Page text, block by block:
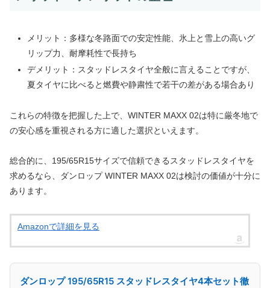
メリット：多様な冬路面での安定性能、氷上と雪上の高いグ
リップ力、耐摩耗性で長持ち
デメリット：スタッドレスタイヤ全般に言えることですが、
夏タイヤに比べると燃費や静粛性で若干の差がある場合あり
これらの特徴を把握した上で、WINTER MAXX 02は特に厳冬地で
の安心感を重視される方に適した選択といえます。
総合的に、195/65R15サイズで信頼できるスタッドレスタイヤを
求めるなら、ダンロップ WINTER MAXX 02は検討の価値が十分に
あります。
Amazonで詳細を見る
ダンロップ 195/65R15 スタッドレスタイヤ4本セット徹